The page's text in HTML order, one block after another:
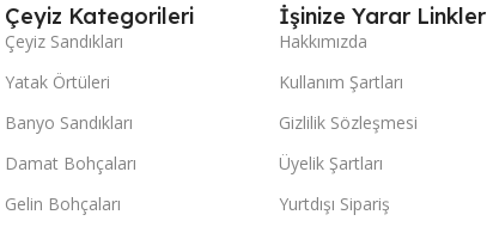
Çeyiz Kategorileri
Çeyiz Sandıkları
Yatak Örtüleri
Banyo Sandıkları
Damat Bohçaları
Gelin Bohçaları
İşinize Yarar Linkler
Hakkımızda
Kullanım Şartları
Gizlilik Sözleşmesi
Üyelik Şartları
Yurtdışı Sipariş